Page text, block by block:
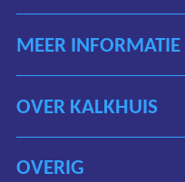
MEER INFORMATIE
OVER KALKHUIS
OVERIG